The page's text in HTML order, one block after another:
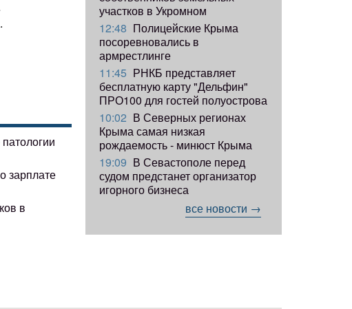
зарплате
в
участков в Укромном
12:48 Полицейские Крыма
посоревновались в
армрестлинге
11:45 РНКБ представляет
бесплатную карту "Дельфин"
ПРО100 для гостей полуострова
10:02 В Северных регионах
Крыма самая низкая
рождаемость - минюст Крыма
19:09 В Севастополе перед
судом предстанет организатор
игорного бизнеса
все новости →